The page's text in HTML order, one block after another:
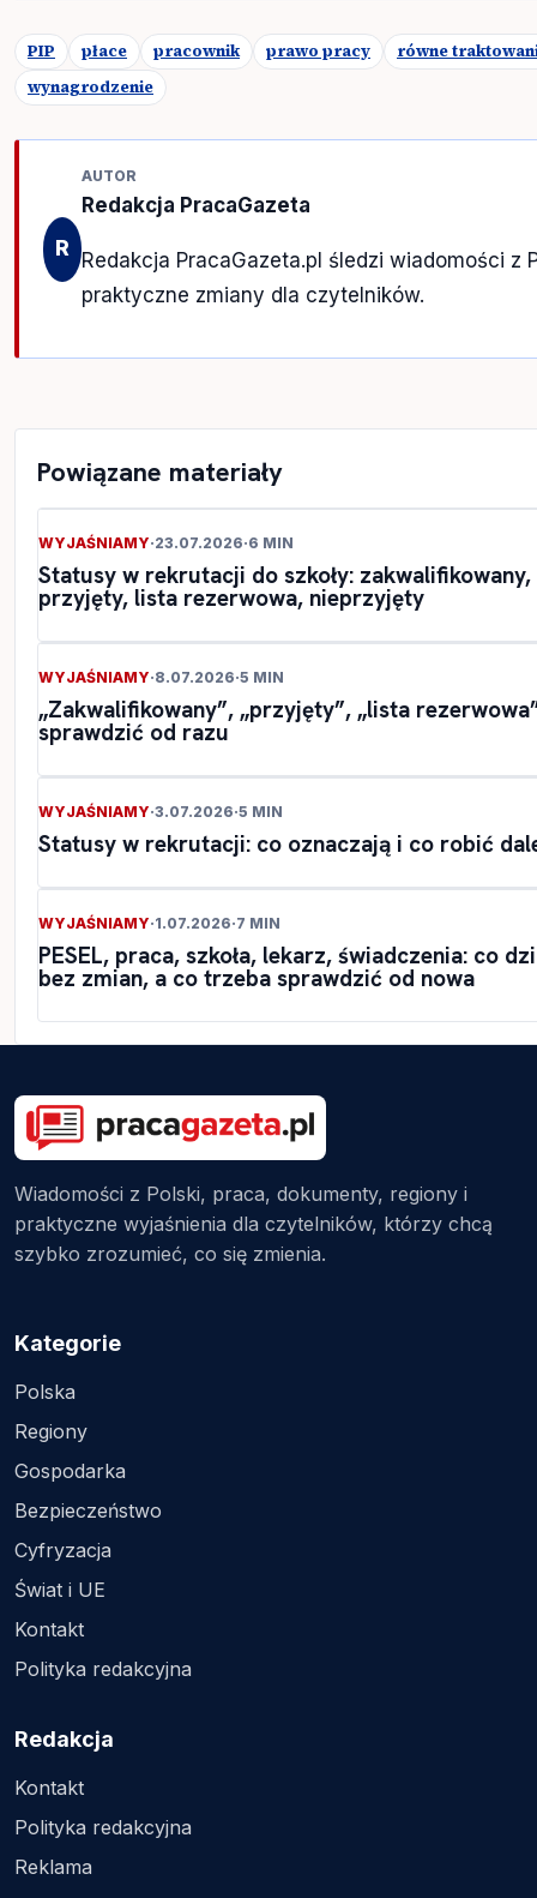
PIP płace pracownik prawo pracy
równe
wynagrodzenie
R
AUTOR
Redakcja PracaGazeta
Redakcja PracaGazeta.pl śledzi wiadomości z
praktyczne zmiany dla czytelników.
Powiązane materiały
WYJAŚNIAMY·23.07.2026·6 MIN
Statusy w rekrutacji do szkoły: zakwalifikowany,
przyjęty, lista rezerwowa, nieprzyjęty
WYJAŚNIAMY·8.07.2026·5 MIN
„Zakwalifikowany”, „przyjęty”, „lista
sprawdzić od razu
WYJAŚNIAMY·3.07.2026·5 MIN
Statusy w rekrutacji: co oznaczają i co robić
WYJAŚNIAMY·1.07.2026·7 MIN
PESEL, praca, szkoła, lekarz, świadczenia: co
bez zmian, a co trzeba sprawdzić od nowa
Wiadomości z Polski, praca, dokumenty, regiony i
praktyczne wyjaśnienia dla czytelników, którzy chcą
szybko zrozumieć, co się zmienia.
Kategorie
Polska
Regiony
Gospodarka
Bezpieczeństwo
Cyfryzacja
Świat i UE
Kontakt
Polityka redakcyjna
Redakcja
Kontakt
Polityka redakcyjna
Reklama